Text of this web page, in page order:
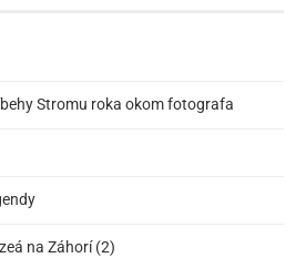
Stromu roka okom fotografa
na Záhorí (2)